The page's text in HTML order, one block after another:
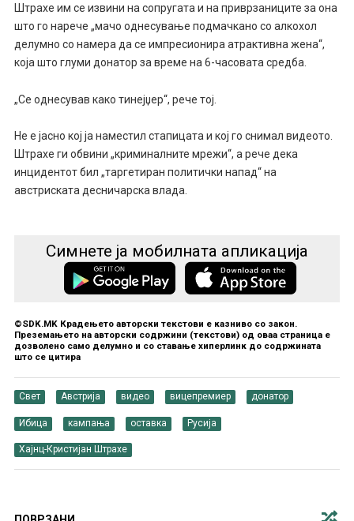
Штрахе им се извини на сопругата и на приврзаниците за она
што го нарече „мачо однесување подмачкано со алкохол
делумно со намера да се импресионира атрактивна жена“,
која што глуми донатор за време на 6-часовата средба.
„Се однесував како тинејџер“, рече тој.
Не е јасно кој ја наместил стапицата и кој го снимал видеото.
Штрахе ги обвини „криминалните мрежи“, а рече дека
инцидентот бил „таргетиран политички напад“ на
австриската десничарска влада.
Симнете ја мобилната апликација
©SDK.MK Крадењето авторски текстови е казниво со закон.
Преземањето на авторски содржини (текстови) од оваа страница е
дозволено само делумно и со ставање хиперлинк до содржината
што се цитира
Свет Австрија видео вицепремиер донатор
Ибица кампања оставка Русија
Хајнц-Кристијан Штрахе